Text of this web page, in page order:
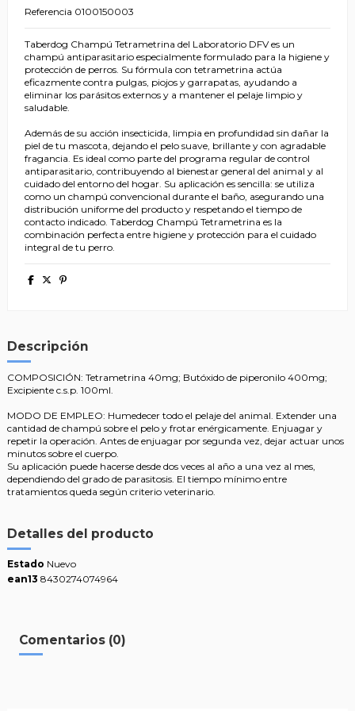
Referencia 0100150003
Taberdog Champú Tetrametrina del Laboratorio DFV es un
champú antiparasitario especialmente formulado para la higiene y
protección de perros. Su fórmula con tetrametrina actúa
eficazmente contra pulgas, piojos y garrapatas, ayudando a
eliminar los parásitos externos y a mantener el pelaje limpio y
saludable.
Además de su acción insecticida, limpia en profundidad sin dañar la
piel de tu mascota, dejando el pelo suave, brillante y con agradable
fragancia. Es ideal como parte del programa regular de control
antiparasitario, contribuyendo al bienestar general del animal y al
cuidado del entorno del hogar. Su aplicación es sencilla: se utiliza
como un champú convencional durante el baño, asegurando una
distribución uniforme del producto y respetando el tiempo de
contacto indicado. Taberdog Champú Tetrametrina es la
combinación perfecta entre higiene y protección para el cuidado
integral de tu perro.
Descripción
COMPOSICIÓN: Tetrametrina 40mg; Butóxido de piperonilo 400mg;
Excipiente c.s.p. 100ml.
MODO DE EMPLEO: Humedecer todo el pelaje del animal. Extender una
cantidad de champú sobre el pelo y frotar enérgicamente. Enjuagar y
repetir la operación. Antes de enjuagar por segunda vez, dejar actuar unos
minutos sobre el cuerpo.
Su aplicación puede hacerse desde dos veces al año a una vez al mes,
dependiendo del grado de parasitosis. El tiempo mínimo entre
tratamientos queda según criterio veterinario.
Detalles del producto
Estado Nuevo
ean13 8430274074964
Comentarios (0)